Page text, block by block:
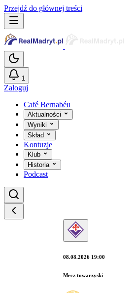
Przejdź do głównej treści
1
Zaloguj
Café Bernabéu
Aktualności
Wyniki
Skład
Kontuzje
Klub
Historia
Podcast
08.08.2026 19:00
Mecz towarzyski